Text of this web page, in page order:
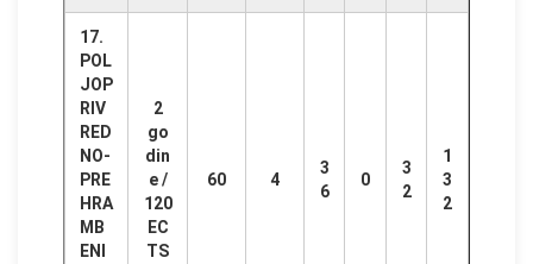
17.
POL
JOP
RIV
RED
NO-
PRE
HRA
MB
ENI
2
go
din
e /
120
EC
TS
60 4
3
6
0
3
2
1
3
2